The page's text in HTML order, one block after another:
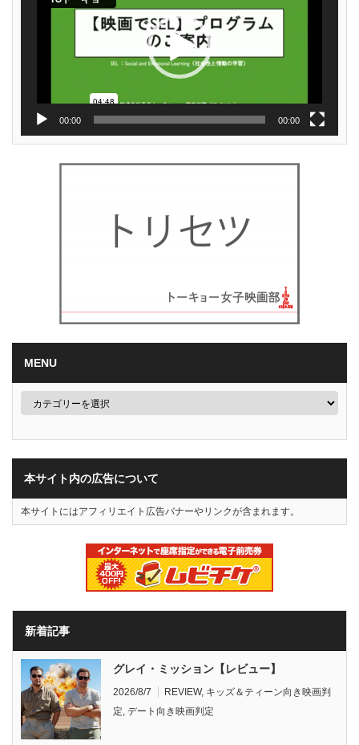
00:00 00:00
MENU
本サイト内の広告について
本サイトにはアフィリエイト広告バナーやリンクが含まれます。
新着記事
グレイ・ミッション【レビュー】
2026/8/7 REVIEW, キッズ＆ティーン向き映画判
定, デート向き映画判定